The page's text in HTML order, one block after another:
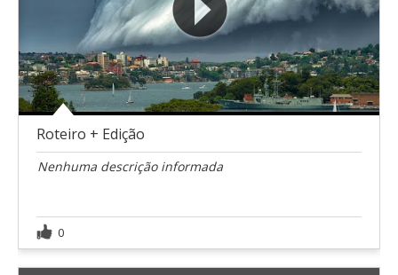
Roteiro + Edição
Nenhuma descrição informada
0